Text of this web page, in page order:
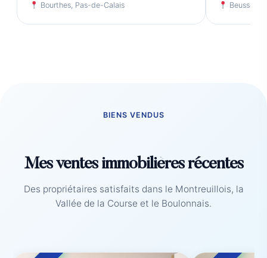
Bourthes, Pas-de-Calais Beussent,
BIENS VENDUS
Mes ventes immobilières récentes
Des propriétaires satisfaits dans le Montreuillois, la
Vallée de la Course et le Boulonnais.